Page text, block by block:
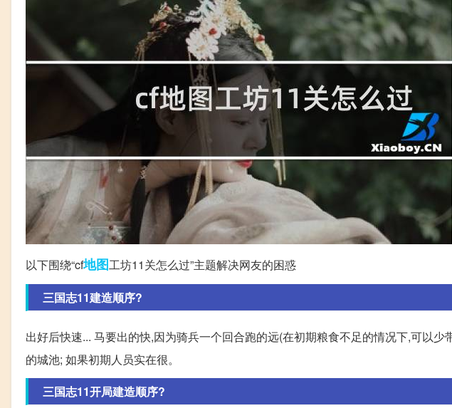
以下围绕“cf地图工坊11关怎么过”主题解决网友的困惑
三国志11建造顺序?
出好后快速... 马要出的快,因为骑兵一个回合跑的远(在初期粮食不足的情况下,可以
的城池; 如果初期人员实在很。
三国志11开局建造顺序?